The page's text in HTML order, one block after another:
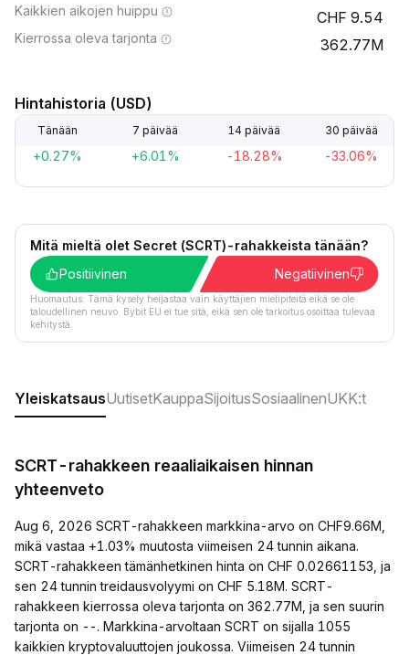
Kaikkien aikojen huippu 9.54
Kierrossa oleva tarjonta 362.77M
Hintahistoria (USD)
Tänään 7 päivää 14 päivää 30 päivää
+0.27% +6.01% -18.28% -33.06%
Mitä mieltä olet Secret (SCRT)-rahakkeista tänään?
Positiivinen
Negatiivinen
Huomautus: Tämä kysely heijastaa vain käyttäjien mielipiteitä eikä se ole
taloudellinen neuvo. Bybit EU ei tue sitä, eikä sen ole tarkoitus osoittaa tulevaa
kehitystä.
YleiskatsausUutisetKauppaSijoitusSosiaalinenUKK:t
SCRT-rahakkeen reaaliaikaisen hinnan
yhteenveto
Aug 6, 2026 SCRT-rahakkeen markkina-arvo on CHF9.66M,
mikä vastaa +1.03% muutosta viimeisen 24 tunnin aikana.
SCRT-rahakkeen tämänhetkinen hinta on CHF 0.02661153, ja
sen 24 tunnin treidausvolyymi on CHF 5.18M. SCRT-
rahakkeen kierrossa oleva tarjonta on 362.77M, ja sen suurin
tarjonta on --. Markkina-arvoltaan SCRT on sijalla 1055
kaikkien kryptovaluuttojen joukossa. Viimeisen 24 tunnin